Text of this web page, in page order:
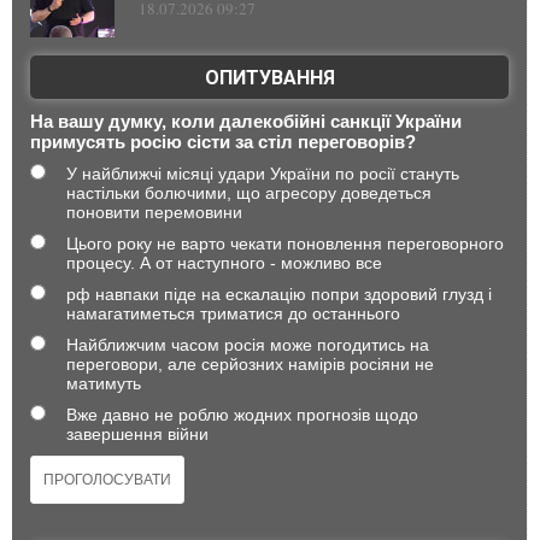
18.07.2026 09:27
ОПИТУВАННЯ
На вашу думку, коли далекобійні санкції України
примусять росію сісти за стіл переговорів?
У найближчі місяці удари України по росії стануть
настільки болючими, що агресору доведеться
поновити перемовини
Цього року не варто чекати поновлення переговорного
процесу. А от наступного - можливо все
рф навпаки піде на ескалацію попри здоровий глузд і
намагатиметься триматися до останнього
Найближчим часом росія може погодитись на
переговори, але серйозних намірів росіяни не
матимуть
Вже давно не роблю жодних прогнозів щодо
завершення війни